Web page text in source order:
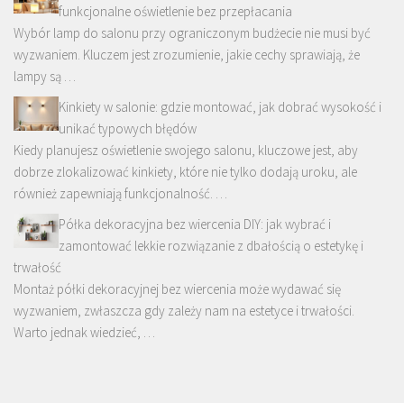
funkcjonalne oświetlenie bez przepłacania
Wybór lamp do salonu przy ograniczonym budżecie nie musi być
wyzwaniem. Kluczem jest zrozumienie, jakie cechy sprawiają, że
lampy są …
Kinkiety w salonie: gdzie montować, jak dobrać wysokość i
unikać typowych błędów
Kiedy planujesz oświetlenie swojego salonu, kluczowe jest, aby
dobrze zlokalizować kinkiety, które nie tylko dodają uroku, ale
również zapewniają funkcjonalność. …
Półka dekoracyjna bez wiercenia DIY: jak wybrać i
zamontować lekkie rozwiązanie z dbałością o estetykę i
trwałość
Montaż półki dekoracyjnej bez wiercenia może wydawać się
wyzwaniem, zwłaszcza gdy zależy nam na estetyce i trwałości.
Warto jednak wiedzieć, …